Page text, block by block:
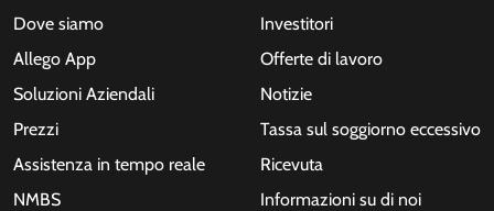
Dove siamo
Allego App
Soluzioni Aziendali
Prezzi
Assistenza in tempo reale
NMBS
Investitori
Offerte di lavoro
Notizie
Tassa sul soggiorno eccessivo
Ricevuta
Informazioni su di noi